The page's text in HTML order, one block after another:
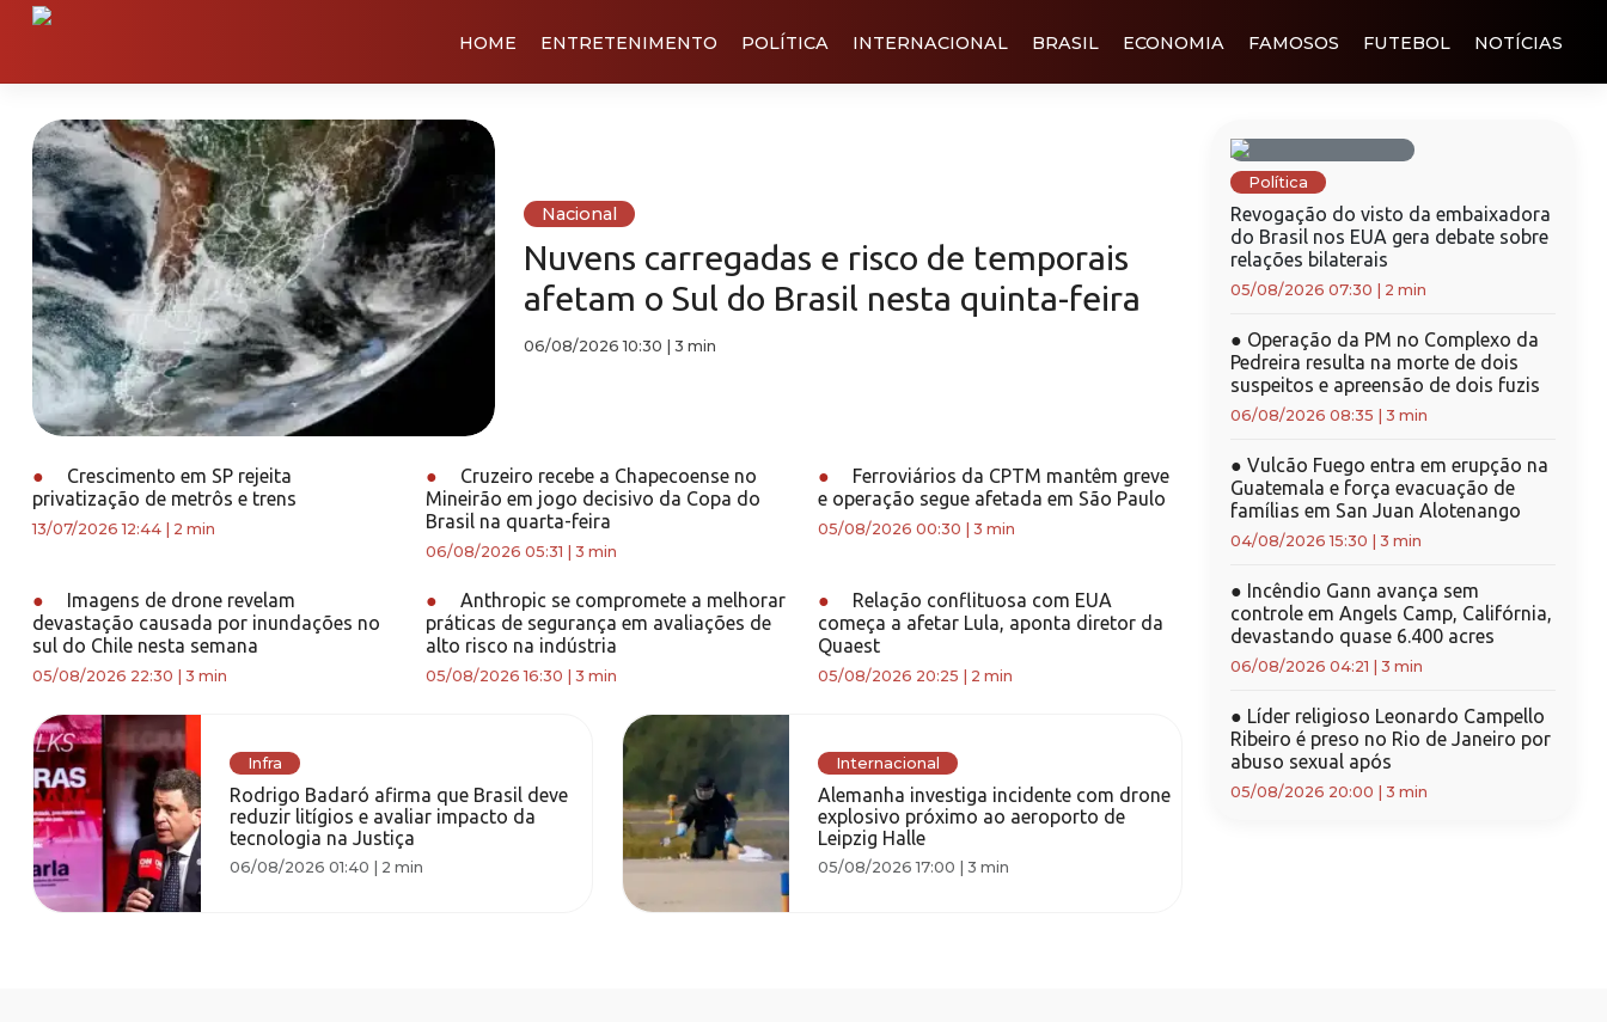
HOME ENTRETENIMENTO POLÍTICA INTERNACIONAL BRASIL ECONOMIA FAMOSOS FUTEBOL NOTÍCIAS
Nacional
Nuvens carregadas e risco de temporais
afetam o Sul do Brasil nesta quinta-feira
06/08/2026 10:30 3 min
●
Crescimento em SP rejeita
privatização de metrôs e trens
13/07/2026 12:44 2 min
●
Cruzeiro recebe a Chapecoense no
Mineirão em jogo decisivo da Copa do
Brasil na quarta-feira
06/08/2026 05:31 3 min
●
Ferroviários da CPTM mantêm greve
e operação segue afetada em São Paulo
05/08/2026 00:30 3 min
●
Imagens de drone revelam
devastação causada por inundações no
sul do Chile nesta semana
05/08/2026 22:30 3 min
●
Anthropic se compromete a melhorar
práticas de segurança em avaliações de
alto risco na indústria
05/08/2026 16:30 3 min
●
Relação conflituosa com EUA
começa a afetar Lula, aponta diretor da
Quaest
05/08/2026 20:25 2 min
Infra
Rodrigo Badaró afirma que Brasil deve
reduzir litígios e avaliar impacto da
tecnologia na Justiça
06/08/2026 01:40 | 2 min
Internacional
Alemanha investiga incidente com drone
explosivo próximo ao aeroporto de
Leipzig Halle
05/08/2026 17:00 |3 min
Política
Revogação do visto da embaixadora
do Brasil nos EUA gera debate sobre
relações bilaterais
05/08/2026 07:30 2 min
● Operação da PM no Complexo da
Pedreira resulta na morte de dois
suspeitos e apreensão de dois fuzis
06/08/2026 08:35 3 min
● Vulcão Fuego entra em erupção na
Guatemala e força evacuação de
famílias em San Juan Alotenango
04/08/2026 15:30 3 min
● Incêndio Gann avança sem
controle em Angels Camp, Califórnia,
devastando quase 6.400 acres
06/08/2026 04:21 3 min
● Líder religioso Leonardo Campello
Ribeiro é preso no Rio de Janeiro por
abuso sexual após
05/08/2026 20:00 3 min